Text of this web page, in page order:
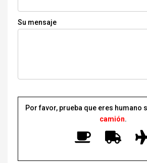
Su mensaje
Por favor, prueba que eres humano
camión.